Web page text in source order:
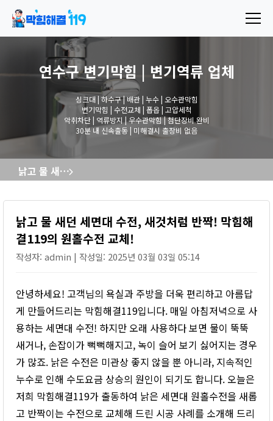
연수구 변기막힘 | 변기역류 업체
싱크대 | 하수구 | 배관 | 누수 | 오수관막힘
변기막힘 | 수전교체 | 폽옵 | 고압세척
악취차단 | 역류방지 | 우수관막힘 | 첨단장비 완비
30분 내 신속출동 | 미해결시 출장비 없음
낡고 물 새던 세면대 수전, 새것처럼 반짝! 막힘해결119의 원홀수전 교체!
낡고 물 새던 세면대 수전, 새것처럼 반짝! 막힘해
결119의 원홀수전 교체!
작성자: admin | 작성일: 2025년 03월 03일 05:14
안녕하세요! 고객님의 욕실과 주방을 더욱 편리하고 아름답
게 만들어드리는 막힘해결119입니다. 매일 아침저녁으로 사
용하는 세면대 수전! 하지만 오래 사용하다 보면 물이 뚝뚝
새거나, 손잡이가 뻑뻑해지고, 녹이 슬어 보기 싫어지는 경우
가 많죠. 낡은 수전은 미관상 좋지 않을 뿐 아니라, 지속적인
누수로 인해 수도요금 상승의 원인이 되기도 합니다. 오늘은
저희 막힘해결119가 출동하여 낡은 세면대 원홀수전을 새롭
고 반짝이는 수전으로 교체해 드린 시공 사례를 소개해 드리